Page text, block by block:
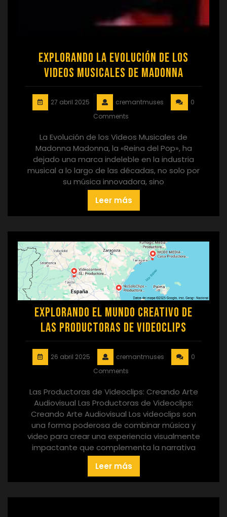
Explorando la Evolución de los
Videos Musicales de Madonna
27 abril 2025 cremantmuses
0
Comments
La Evolución de los Videos Musicales de
Madonna Madonna, la «Reina del Pop», ha
dejado una marca indeleble en la industria
musical a lo largo de las décadas, no solo por
su música innovadora, sino
Leer más
Explorando el Mundo Creativo de
las Productoras de Videoclips
26 abril 2025 cremantmuses
0
Comments
Las Productoras de Videoclips: Creando Arte
Audiovisual Las Productoras de Videoclips:
Creando Arte Audiovisual Los videoclips son
una forma poderosa de combinar música y
video para crear una experiencia visualmente
impactante que complementa la narrativa
Leer más